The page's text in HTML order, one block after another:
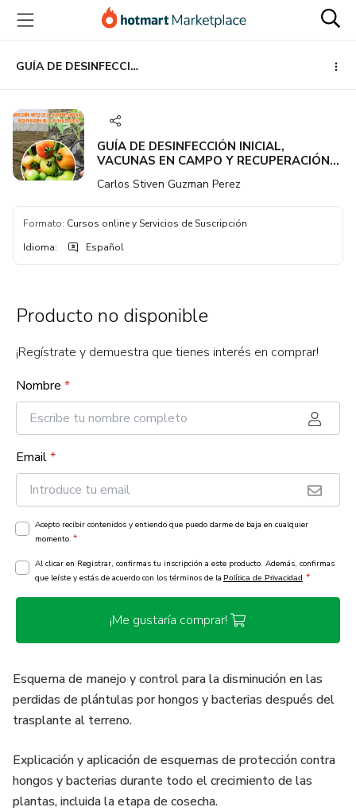
principal
página
de
página
GUÍA DE DESINFECCIÓN INICIAL, VACUNAS EN CAMPO Y RECUPERACIÓN DEL SUELO EN COSECHA
GUÍA DE DESINFECCIÓN INICIAL,
VACUNAS EN CAMPO Y RECUPERACIÓN
Carlos Stiven Guzman Perez
Formato: Cursos online y Servicios de Suscripción
Idioma: Español
Producto no disponible
¡Regístrate y demuestra que tienes interés en comprar!
Nombre *
Email*
Acepto recibir contenidos y entiendo que puedo darme de baja en cualquier
momento. *
Al clicar en Registrar, confirmas tu inscripción a este producto. Además, confirmas
que leíste y estás de acuerdo con los términos de la Política de Privacidad *
¡Me gustaría comprar!
Esquema de manejo y control para la disminución en las
perdidas de plántulas por hongos y bacterias después del
trasplante al terreno.
Explicación y aplicación de esquemas de protección contra
hongos y bacterias durante todo el crecimiento de las
plantas, incluida la etapa de cosecha.